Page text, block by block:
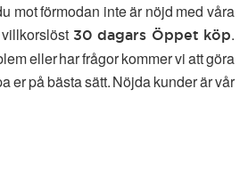
mot förmodan inte är nöjd med våra
30 dagars Öppet köp.
eller har frågor kommer vi att göra
er på bästa sätt. Nöjda kunder är vår